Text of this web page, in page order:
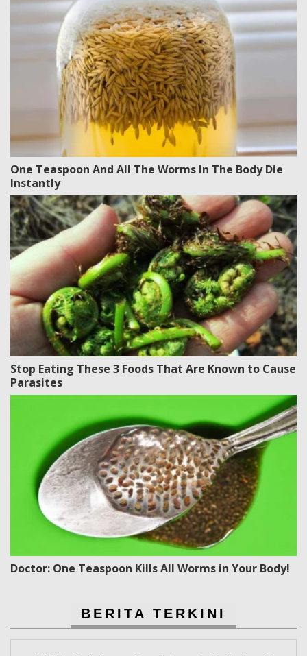
One Teaspoon And All The Worms In The Body Die
Instantly
Stop Eating These 3 Foods That Are Known to Cause
Parasites
Doctor: One Teaspoon Kills All Worms in Your Body!
BERITA TERKINI